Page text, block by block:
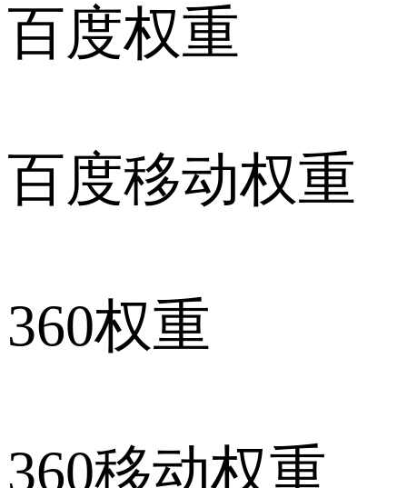
百度权重
百度移动权重
360权重
360移动权重